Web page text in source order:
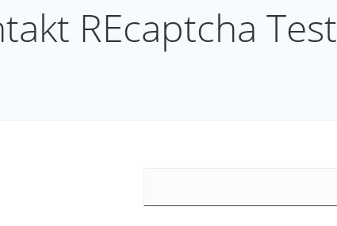
REcaptcha Test